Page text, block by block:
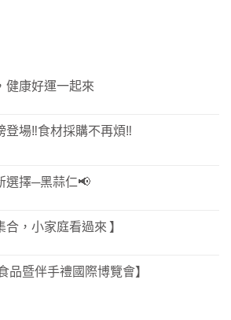
健康好運一起來
登場‼️食材採購不再煩‼️
選擇─黑蒜仁📢
合，小家庭看過來 】
品暨伴手禮國際博覽會】